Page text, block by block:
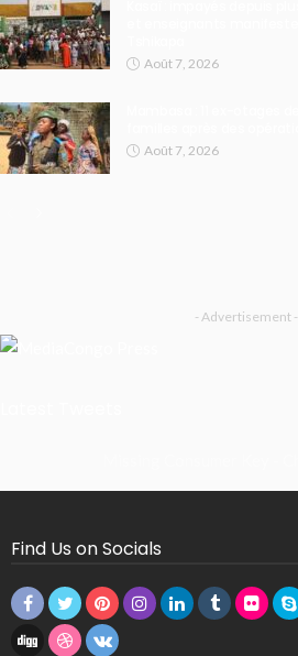
Août 7, 2026
Août 7, 2026
- Advertisement -
Find Us on Socials